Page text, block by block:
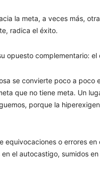
la meta, a veces más,
radica el éxito.
opuesto complementario: el
se convierte poco a poco
que no tiene meta. Un
porque la
equivocaciones o errores
en el autocastigo, sumidos